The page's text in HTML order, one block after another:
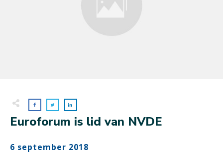
Euroforum is lid van NVDE
6 september 2018